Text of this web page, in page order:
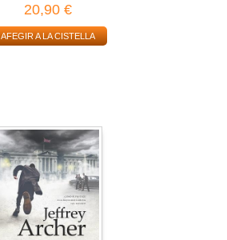
20,90 €
AFEGIR A LA CISTELLA